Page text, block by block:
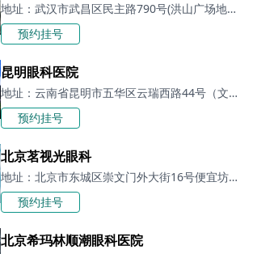
地址：武汉市武昌区民主路790号(洪山广场地铁站2号线、4号线A1或A2出口)
预约挂号
昆明眼科医院
地址：云南省昆明市五华区云瑞西路44号（文庙胜利广场旁）
预约挂号
北京茗视光眼科
地址：北京市东城区崇文门外大街16号便宜坊大厦16层「北京眼科医院」
预约挂号
北京希玛林顺潮眼科医院